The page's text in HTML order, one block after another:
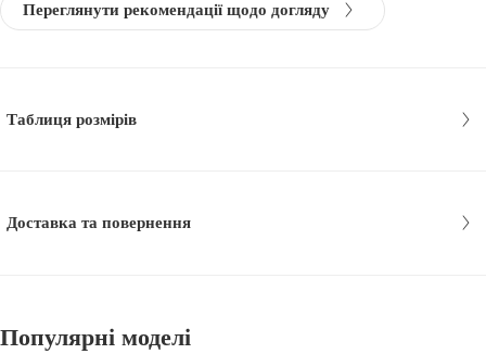
Переглянути рекомендації щодо догляду
Таблиця розмірів
Доставка та повернення
Популярні моделі